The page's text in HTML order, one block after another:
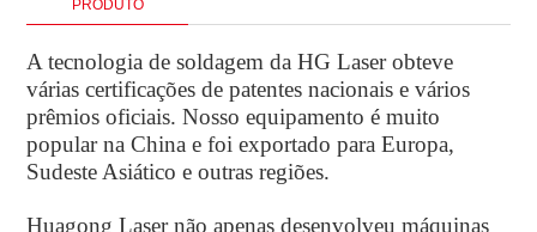
PRODUTO
A tecnologia de soldagem da HG Laser obteve
várias certificações de patentes nacionais e vários
prêmios oficiais. Nosso equipamento é muito
popular na China e foi exportado para Europa,
Sudeste Asiático e outras regiões.
Huagong Laser não apenas desenvolveu máquinas